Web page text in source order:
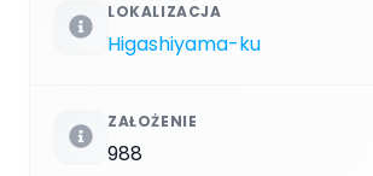
LOKALIZACJA
Higashiyama-ku
ZAŁOŻENIE
988